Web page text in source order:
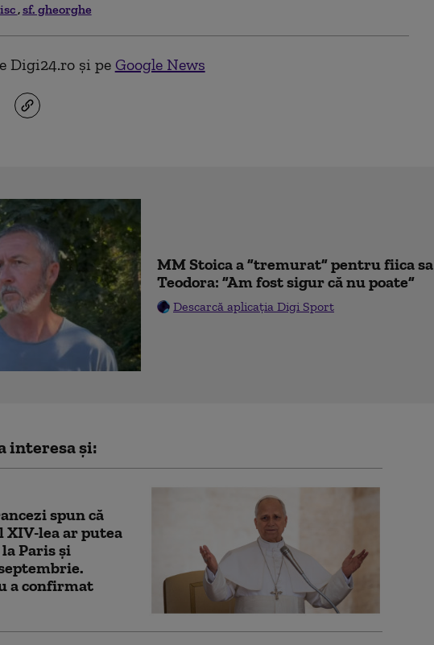
sf. gheorghe
Digi24.ro și pe Google News
MM Stoica a ”tremurat” pentru fiica sa
Teodora: ”Am fost sigur că nu poate”
Descarcă aplicația Digi Sport
interesa și:
spun că
XIV-lea ar putea
Paris și
a confirmat